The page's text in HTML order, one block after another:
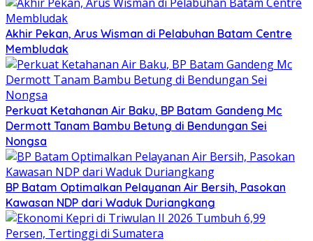
Akhir Pekan, Arus Wisman di Pelabuhan Batam Centre
Membludak
Perkuat Ketahanan Air Baku, BP Batam Gandeng Mc
Dermott Tanam Bambu Betung di Bendungan Sei
Nongsa
BP Batam Optimalkan Pelayanan Air Bersih, Pasokan
Kawasan NDP dari Waduk Duriangkang